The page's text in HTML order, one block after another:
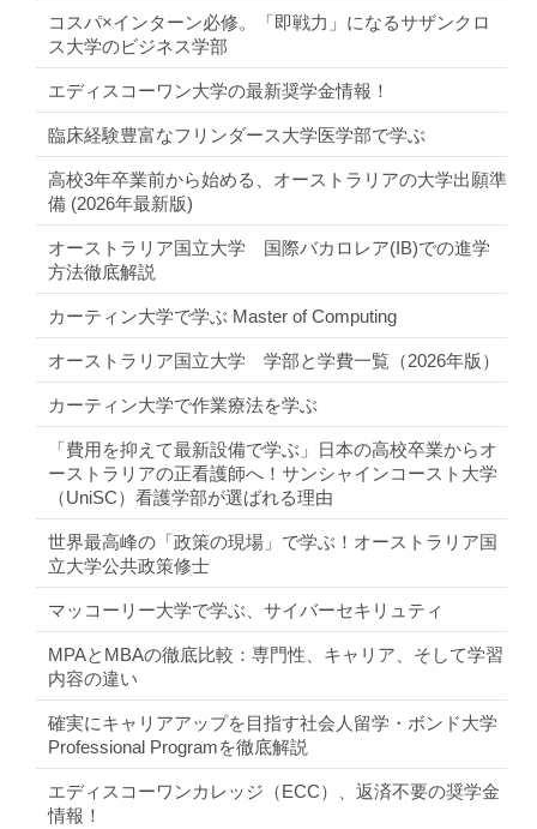
コスパ×インターン必修。「即戦力」になるサザンクロ
ス大学のビジネス学部
エディスコーワン大学の最新奨学金情報！
臨床経験豊富なフリンダース大学医学部で学ぶ
高校3年卒業前から始める、オーストラリアの大学出願準
備 (2026年最新版)
オーストラリア国立大学 国際バカロレア(IB)での進学
方法徹底解説
カーティン大学で学ぶ Master of Computing
オーストラリア国立大学 学部と学費一覧（2026年版）
カーティン大学で作業療法を学ぶ
「費用を抑えて最新設備で学ぶ」日本の高校卒業からオ
ーストラリアの正看護師へ！サンシャインコースト大学
（UniSC）看護学部が選ばれる理由
世界最高峰の「政策の現場」で学ぶ！オーストラリア国
立大学公共政策修士
マッコーリー大学で学ぶ、サイバーセキリュティ
MPAとMBAの徹底比較：専門性、キャリア、そして学習
内容の違い
確実にキャリアアップを目指す社会人留学・ボンド大学
Professional Programを徹底解説
エディスコーワンカレッジ（ECC）、返済不要の奨学金
情報！